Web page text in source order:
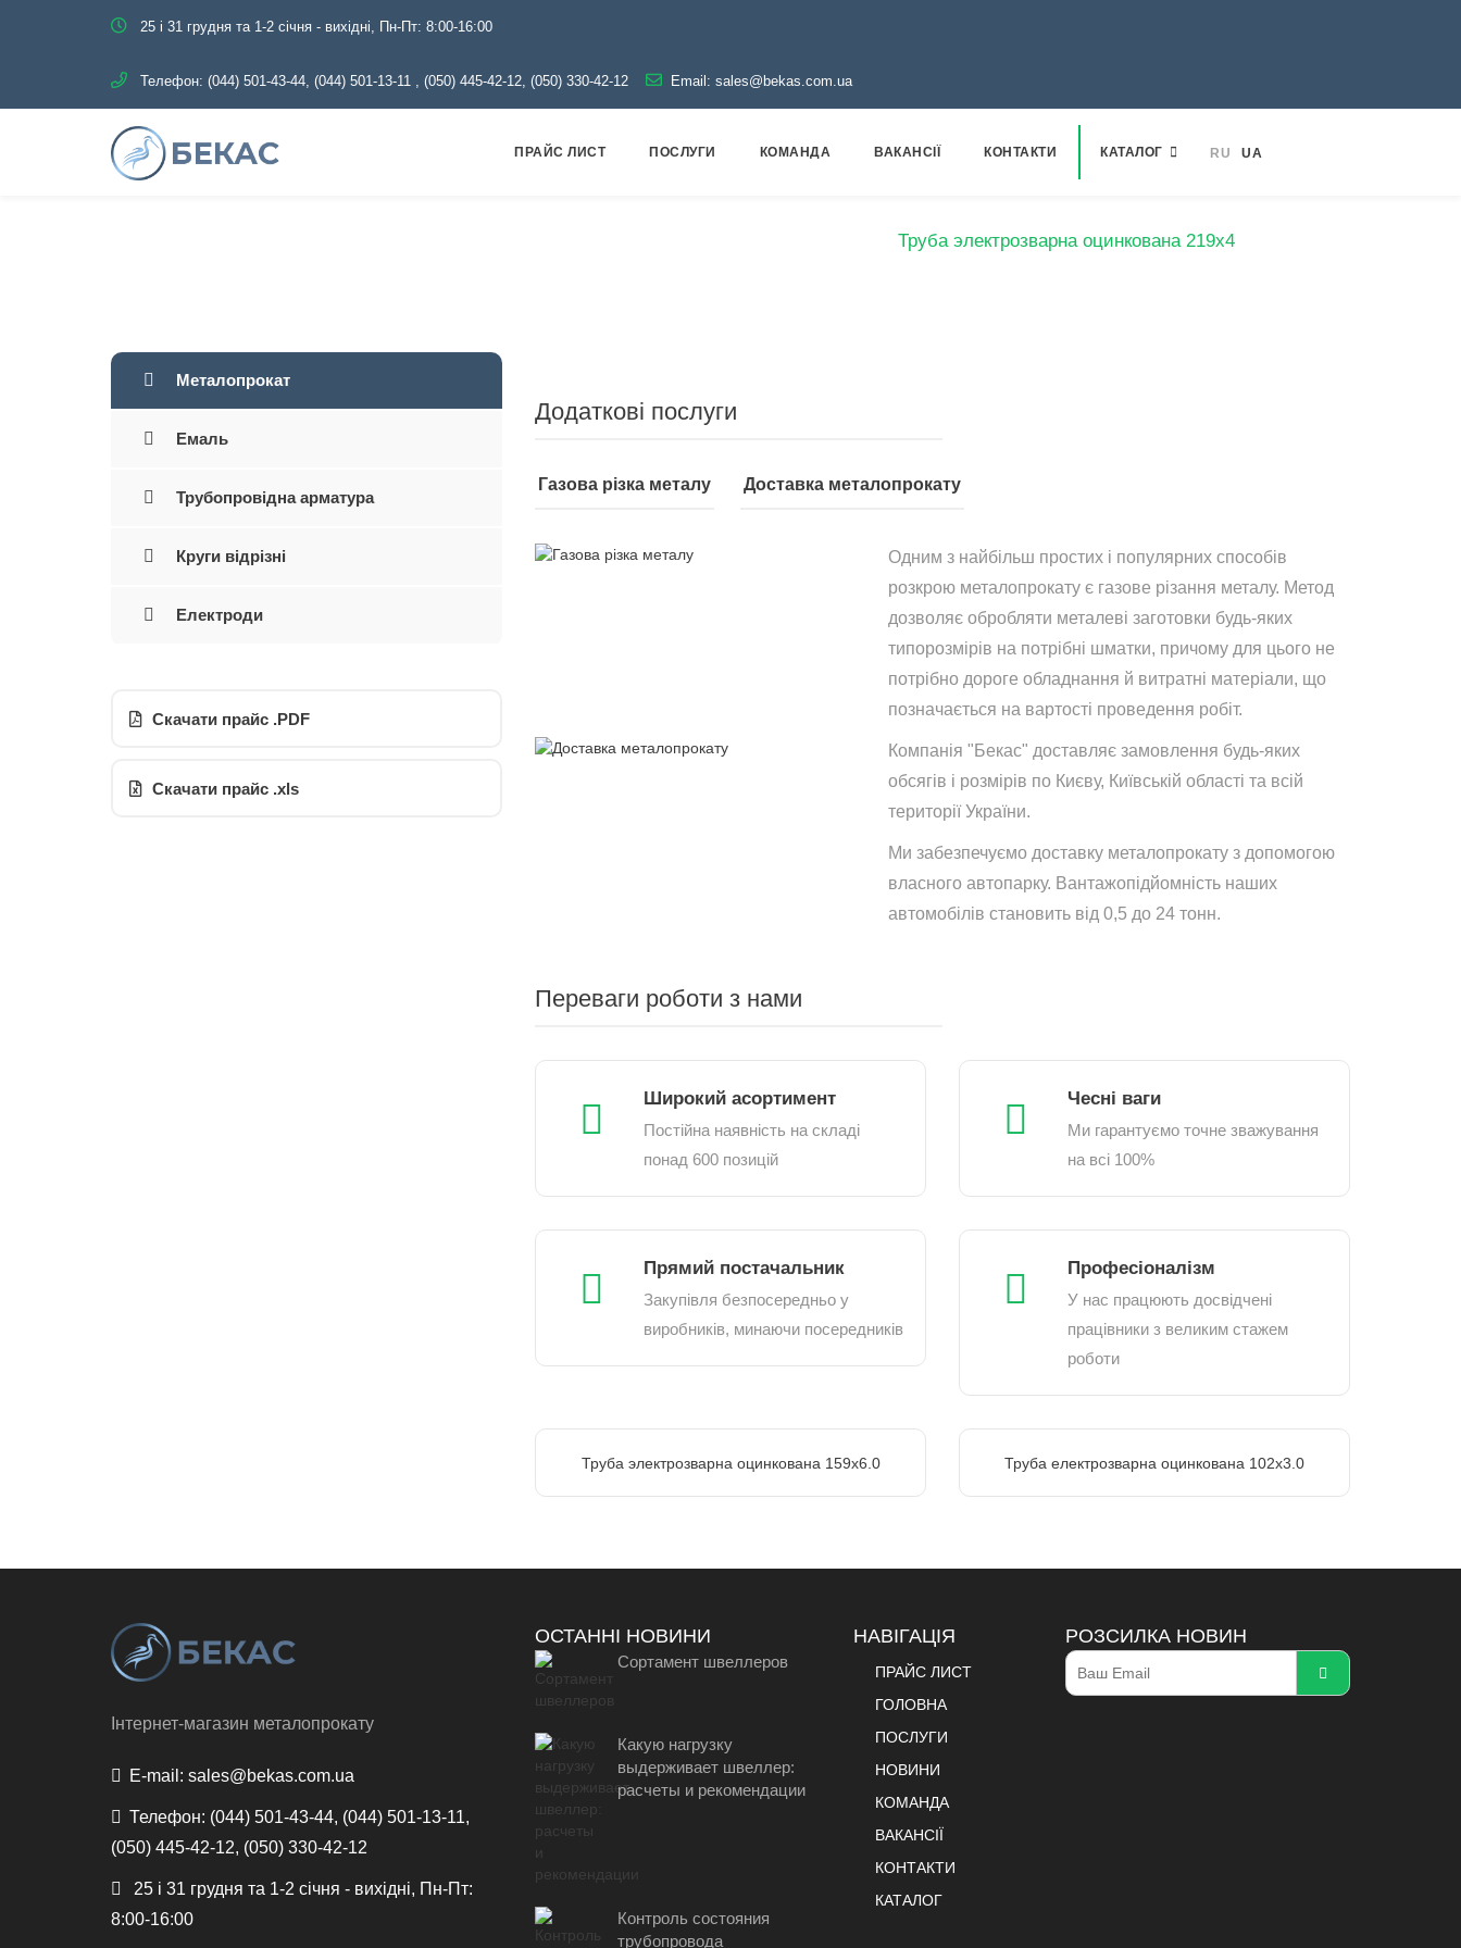
25 і 31 грудня та 1-2 січня - вихідні, Пн-Пт: 8:00-16:00
Телефон: (044) 501-43-44, (044) 501-13-11 , (050) 445-42-12, (050) 330-42-12 Email: sales@bekas.com.ua
ПРАЙС ЛИСТ ПОСЛУГИ КОМАНДА ВАКАНСІЇ КОНТАКТИ КАТАЛОГ RU UA
Труба электрозварна оцинкована 219х4
Металопрокат
Емаль
Трубопровідна арматура
Круги відрізні
Електроди
Скачати прайс .PDF
Скачати прайс .xls
Додаткові послуги
Газова різка металу Доставка металопрокату
Одним з найбільш простих і популярних способів
розкрою металопрокату є газове різання металу. Метод
дозволяє обробляти металеві заготовки будь-яких
типорозмірів на потрібні шматки, причому для цього не
потрібно дороге обладнання й витратні матеріали, що
позначається на вартості проведення робіт.
Компанія "Бекас" доставляє замовлення будь-яких
обсягів і розмірів по Києву, Київській області та всій
території України.
Ми забезпечуємо доставку металопрокату з допомогою
власного автопарку. Вантажопідйомність наших
автомобілів становить від 0,5 до 24 тонн.
Переваги роботи з нами
Широкий асортимент
Постійна наявність на складі
понад 600 позицій
Чесні ваги
Ми гарантуємо точне зважування
на всі 100%
Прямий постачальник
Закупівля безпосередньо у
виробників, минаючи посередників
Професіоналізм
У нас працюють досвідчені
працівники з великим стажем
роботи
Труба электрозварна оцинкована 159х6.0 Труба електрозварна оцинкована 102х3.0
Інтернет-магазин металопрокату
E-mail: sales@bekas.com.ua
Телефон: (044) 501-43-44, (044) 501-13-11,
(050) 445-42-12, (050) 330-42-12
25 і 31 грудня та 1-2 січня - вихідні, Пн-Пт:
8:00-16:00
ОСТАННІ НОВИНИ
Сортамент швеллеров
Какую нагрузку
выдерживает швеллер:
расчеты и рекомендации
Контроль состояния
трубопровода
НАВІГАЦІЯ
ПРАЙС ЛИСТ
ГОЛОВНА
ПОСЛУГИ
НОВИНИ
КОМАНДА
ВАКАНСІЇ
КОНТАКТИ
КАТАЛОГ
РОЗСИЛКА НОВИН